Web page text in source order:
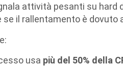
attività pesanti su hard
se il rallentamento è
usa più del 50% della